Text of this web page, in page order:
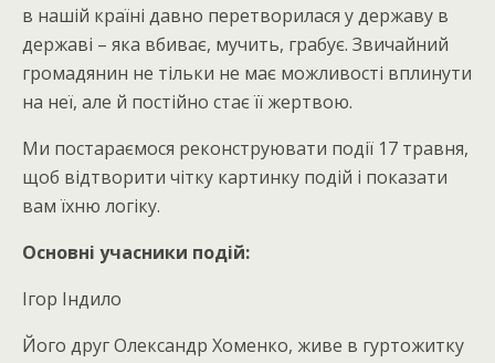
в нашій країні давно перетворилася у державу в
державі – яка вбиває, мучить, грабує. Звичайний
громадянин не тільки не має можливості вплинути
на неї, але й постійно стає її жертвою.
Ми постараємося реконструювати події 17 травня,
щоб відтворити чітку картинку подій і показати
вам їхню логіку.
Основні учасники подій:
Ігор Індило
Його друг Олександр Хоменко, живе в гуртожитку